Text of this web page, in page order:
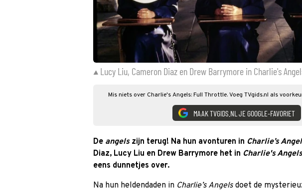
Lucy Liu, Cameron Diaz en Drew Barrymore in Charlie's
Mis niets over Charlie's Angels: Full Throttle. Voeg TVgids.nl als
MAAK TVGIDS.NL JE GOOGLE-FAVORIET
De angels zijn terug! Na hun avonturen in Charlie’s
Diaz, Lucy Liu en Drew Barrymore het in Charlie's
eens dunnetjes over.
Na hun heldendaden in Charlie’s Angels doet de